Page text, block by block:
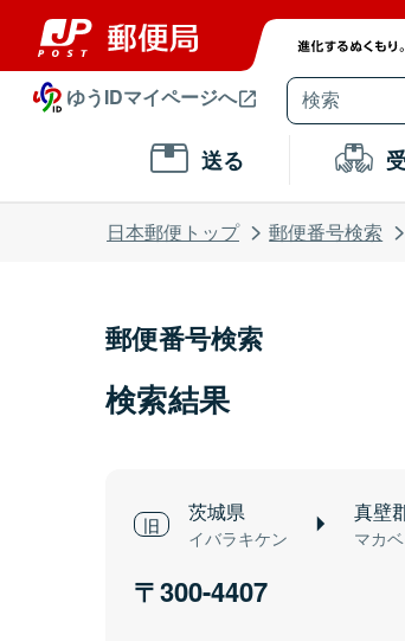
ゆうIDマイページへ
送る
日本郵便トップ 郵便番号検索
郵便番号検索
検索結果
茨城県
イバラキケン
真壁
マカ
300-4407